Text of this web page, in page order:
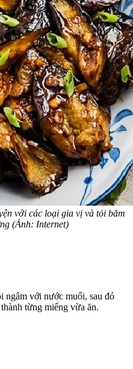
với các loại gia vị và tỏi băm
(Ảnh: Internet)
ngâm với nước muối, sau đó
từng miếng vừa ăn.